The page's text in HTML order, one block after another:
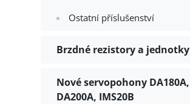
Ostatní příslušenství
Brzdné rezistory a jednotky
Nové servopohony DA180A,
DA200A, IMS20B